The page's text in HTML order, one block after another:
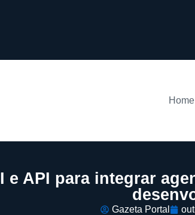
Home
e API para integrar
Gazeta Portal